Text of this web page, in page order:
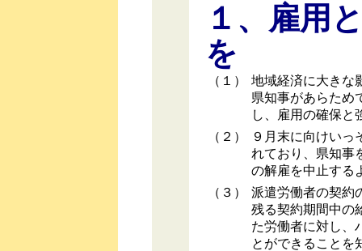
１、雇用
を
（１）
地域経済に大きな
県知事があらため
し、雇用の確保と
（２）
９月末に向けいっ
れており、県知事
の解雇を中止する
（３）
派遣労働者の契約
残る契約期間中の
た労働者に対し、
とができることを